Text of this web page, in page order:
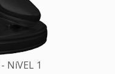
NíVEL 1